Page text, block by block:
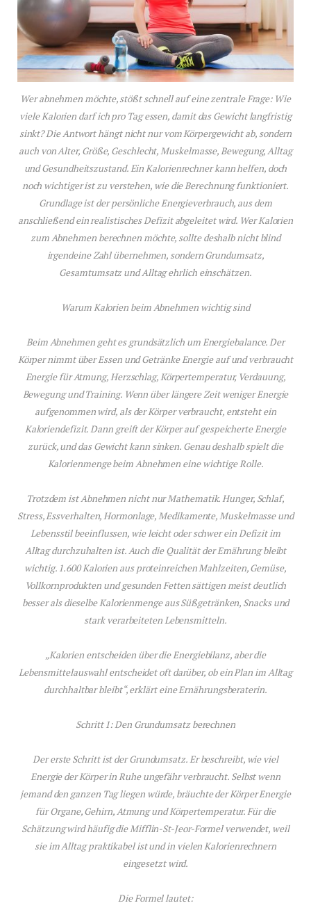
Wer abnehmen möchte, stößt schnell auf eine zentrale Frage: Wie
viele Kalorien darf ich pro Tag essen, damit das Gewicht langfristig
sinkt? Die Antwort hängt nicht nur vom Körpergewicht ab, sondern
auch von Alter, Größe, Geschlecht, Muskelmasse, Bewegung, Alltag
und Gesundheitszustand. Ein Kalorienrechner kann helfen, doch
noch wichtiger ist zu verstehen, wie die Berechnung funktioniert.
Grundlage ist der persönliche Energieverbrauch, aus dem
anschließend ein realistisches Defizit abgeleitet wird. Wer Kalorien
zum Abnehmen berechnen möchte, sollte deshalb nicht blind
irgendeine Zahl übernehmen, sondern Grundumsatz,
Gesamtumsatz und Alltag ehrlich einschätzen.
Warum Kalorien beim Abnehmen wichtig sind
Beim Abnehmen geht es grundsätzlich um Energiebalance. Der
Körper nimmt über Essen und Getränke Energie auf und verbraucht
Energie für Atmung, Herzschlag, Körpertemperatur, Verdauung,
Bewegung und Training. Wenn über längere Zeit weniger Energie
aufgenommen wird, als der Körper verbraucht, entsteht ein
Kaloriendefizit. Dann greift der Körper auf gespeicherte Energie
zurück, und das Gewicht kann sinken. Genau deshalb spielt die
Kalorienmenge beim Abnehmen eine wichtige Rolle.
Trotzdem ist Abnehmen nicht nur Mathematik. Hunger, Schlaf,
Stress, Essverhalten, Hormonlage, Medikamente, Muskelmasse und
Lebensstil beeinflussen, wie leicht oder schwer ein Defizit im
Alltag durchzuhalten ist. Auch die Qualität der Ernährung bleibt
wichtig. 1.600 Kalorien aus proteinreichen Mahlzeiten, Gemüse,
Vollkornprodukten und gesunden Fetten sättigen meist deutlich
besser als dieselbe Kalorienmenge aus Süßgetränken, Snacks und
stark verarbeiteten Lebensmitteln.
„Kalorien entscheiden über die Energiebilanz, aber die
Lebensmittelauswahl entscheidet oft darüber, ob ein Plan im Alltag
durchhaltbar bleibt“, erklärt eine Ernährungsberaterin.
Schritt 1: Den Grundumsatz berechnen
Der erste Schritt ist der Grundumsatz. Er beschreibt, wie viel
Energie der Körper in Ruhe ungefähr verbraucht. Selbst wenn
jemand den ganzen Tag liegen würde, bräuchte der Körper Energie
für Organe, Gehirn, Atmung und Körpertemperatur. Für die
Schätzung wird häufig die Mifflin-St-Jeor-Formel verwendet, weil
sie im Alltag praktikabel ist und in vielen Kalorienrechnern
eingesetzt wird.
Die Formel lautet: